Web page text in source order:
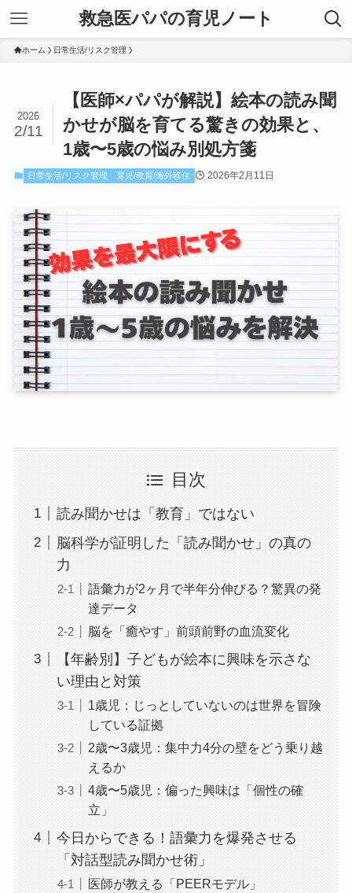
救急医パパの育児ノート
ホーム 日常生活/リスク管理
【医師×パパが解説】絵本の読み聞
かせが脳を育てる驚きの効果と、
1歳〜5歳の悩み別処方箋
2026
2/11
日常生活/リスク管理 育児/教育/海外移住 2026年2月11日
目次
読み聞かせは「教育」ではない
脳科学が証明した「読み聞かせ」の真の
力
語彙力が2ヶ月で半年分伸びる？驚異の発
達データ
脳を「癒やす」前頭前野の血流変化
【年齢別】子どもが絵本に興味を示さな
い理由と対策
1歳児：じっとしていないのは世界を冒険
している証拠
2歳〜3歳児：集中力4分の壁をどう乗り越
えるか
4歳〜5歳児：偏った興味は「個性の確
立」
今日からできる！語彙力を爆発させる
「対話型読み聞かせ術」
医師が教える「PEERモデル」